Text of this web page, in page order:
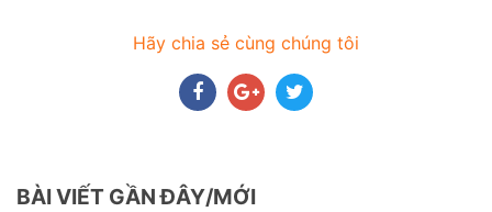
Hãy chia sẻ cùng chúng tôi
BÀI VIẾT GẦN ĐÂY/MỚI